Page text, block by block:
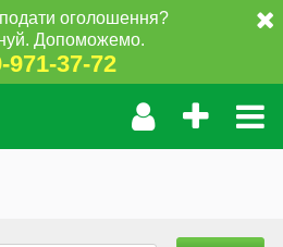
оголошення?
Допоможемо.
971-37-72